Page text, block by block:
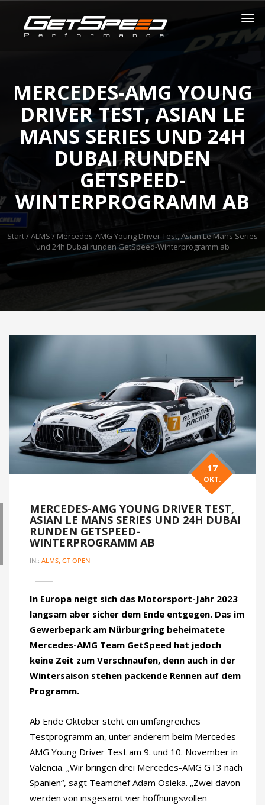
MERCEDES-AMG YOUNG
DRIVER TEST, ASIAN LE
MANS SERIES UND 24H
DUBAI RUNDEN
GETSPEED-
WINTERPROGRAMM AB
Start/ALMS / Mercedes-AMG Young Driver Test, Asian Le Mans Series
und 24h Dubai runden GetSpeed-Winterprogramm ab
MERCEDES-AMG YOUNG DRIVER TEST,
ASIAN LE MANS SERIES UND 24H DUBAI
RUNDEN GETSPEED-
WINTERPROGRAMM AB
IN:: ALMS, GT OPEN
17
OKT.
In Europa neigt sich das Motorsport-Jahr 2023
langsam aber sicher dem Ende entgegen. Das im
Gewerbepark am Nürburgring beheimatete
Mercedes-AMG Team GetSpeed hat jedoch
keine Zeit zum Verschnaufen, denn auch in der
Wintersaison stehen packende Rennen auf dem
Programm.
Ab Ende Oktober steht ein umfangreiches
Testprogramm an, unter anderem beim Mercedes-
AMG Young Driver Test am 9. und 10. November in
Valencia. „Wir bringen drei Mercedes-AMG GT3 nach
Spanien“, sagt Teamchef Adam Osieka. „Zwei davon
werden von insgesamt vier hoffnungsvollen